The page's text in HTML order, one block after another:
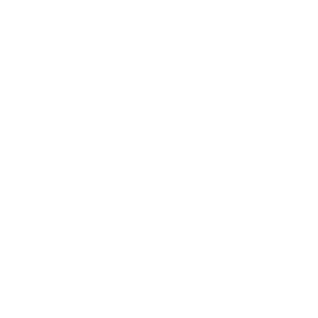
noastre este de 1 - 4% in functie de nuanta.
mai mult volum si stralucire si imbunatateste distributia